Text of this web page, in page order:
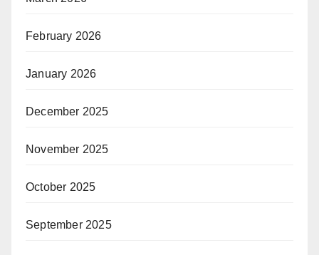
February 2026
January 2026
December 2025
November 2025
October 2025
September 2025